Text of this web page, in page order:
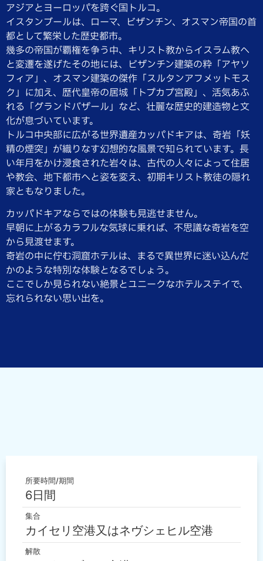
アジアとヨーロッパを跨ぐ国トルコ。
イスタンブールは、ローマ、ビザンチン、 オスマン帝国の首
都として繁栄した歴史都市。
幾多の帝国が覇権を争う中、 キリスト教からイスラム教へ
と変遷を遂げたその地には、 ビザンチン建築の粋「アヤソ
フィア」、オスマン建築の傑作「スルタンアフメットモス
ク」に加え、歴代皇帝の居城「 トプカプ宮殿」、活気あふ
れる「グランドバザール」など、 壮麗な歴史的建造物と文
化が息づいています。
トルコ中央部に広がる世界遺産カッパドキアは、奇岩「妖
精の煙突」が織りなす幻想的な風景で知られています。 長
い年月をかけ浸食された岩々は、 古代の人々によって住居
や教会、地下都市へと姿を変え、 初期キリスト教徒の隠れ
家ともなりました。
カッパドキアならではの体験も見逃せません。
早朝に上がるカラフルな気球に乗れば、 不思議な奇岩を空
から見渡せます。
奇岩の中に佇む洞窟ホテルは、 まるで異世界に迷い込んだ
かのような特別な体験となるでしょう。
ここでしか見られない絶景とユニークなホテルステイで、
忘れられない思い出を。
所要時間/期間
6日間
集合
カイセリ空港又はネヴシェヒル空港
解散